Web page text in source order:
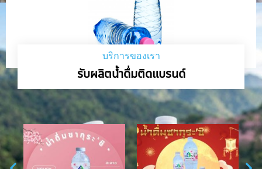
บริการของเรา
รับผลิตน้ำดื่มติดแบรนด์